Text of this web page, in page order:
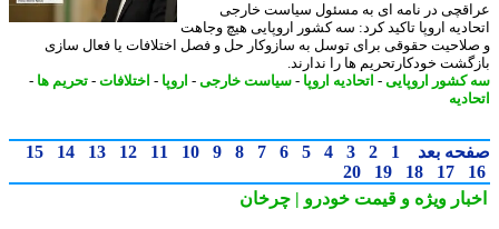
در نامه ای به مسئول سیاست خارجی
اروپا تاکید کرد: سه کشور اروپایی هیچ وجاهت
حقوقی برای توسل به سازوکار حل و فصل اختلافات یا فعال سازی
خودکارتحریم ها را ندارند.
اروپایی-اتحادیه اروپا - سیاست خارجی-اروپا - اختلافات-تحریم ها-
بعد 1
2
3
4
5
6
7
8
9
10
11
12
13
14
15
17
18
19
20
ویژهو قیمت خودرو | چرخان